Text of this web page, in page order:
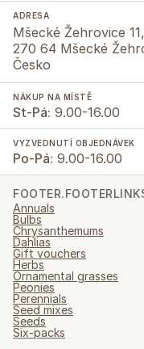
ADRESA
Mšecké Žehrovice 11,
270 64 Mšecké
Česko
NÁKUP NA MÍSTĚ
St-Pá: 9.00-16.00
VYZVEDNUTÍ OBJEDNÁVEK
Po-Pá: 9.00-16.00
Annuals
Bulbs
Chrysanthemums
Dahlias
Gift vouchers
Herbs
Ornamental grasses
Peonies
Perennials
Seed mixes
Seeds
Six-packs